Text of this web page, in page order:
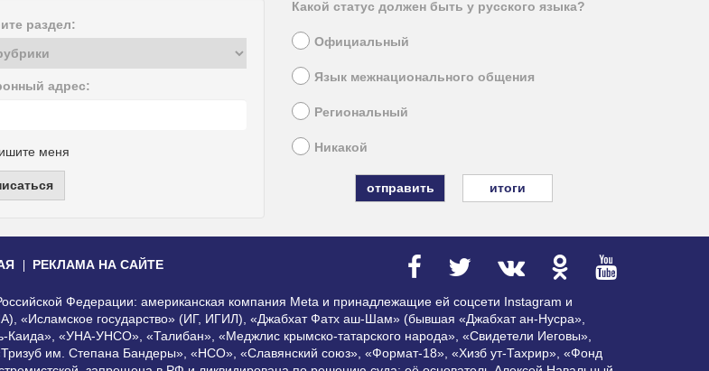
раздел:
адрес:
меня
Какой статус должен быть у русского языка?
Официальный
Язык межнационального общения
Региональный
Никакой
итоги
РЕКЛАМА НА САЙТЕ
Федерации: американская компания Meta и принадлежащие ей соцсети Instagram и
«Исламское государство» (ИГ, ИГИЛ), «Джабхат Фатх аш-Шам» (бывшая «Джабхат ан-Нусра»,
«УНА-УНСО», «Талибан», «Меджлис крымско-татарского народа», «Свидетели Иеговы»,
им. Степана Бандеры», «НСО», «Славянский союз», «Формат-18», «Хизб ут-Тахрир», «Фонд